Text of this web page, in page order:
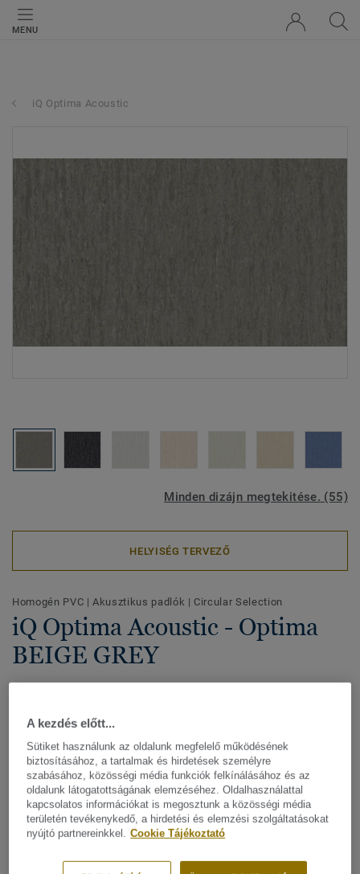
MENU
iQ Optima Acoustic
Minden dizájn megtekitése. (55)
HELYISÉG TERVEZŐ
Homogén PVC |Akusztikus padlók | Circular Selection
iQ Optima Acoustic - Optima
BEIGE GREY
a területeken, ahol zajcsökkentésre van szükség. Az igény
szerinti akusztikus termék az iQ Optima eredeti, igazán
klasszikus kialakítása mind a 55 új színében elérhető. Az
oktatási és egészségügyi intézmények nagy forgalmú
területeire tervezték, rendkívül tartós, karc-, folt- és
kopásálló, ugyanolyan tartósságot és egyszerűbb
karbantartást kínál, mint a kompakt változat.
Mutasson többet
FŐBB JELLEMZŐK
Svédországban készül
A kezdés előtt...
Sütiket használunk az oldalunk megfelelő működésének
biztosításához, a tartalmak és hirdetések személyre
szabásához, közösségi média funkciók felkínálásához és az
oldalunk látogatottságának elemzéséhez. Oldalhasználattal
kapcsolatos információkat is megosztunk a közösségi média
területén tevékenykedő, a hirdetési és elemzési szolgáltatásokat
nyújtó partnereinkkel. Cookie Tájékoztató